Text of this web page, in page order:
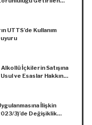
UTTS’de Kullanım
İçkilerin Satışına
ve Esaslar Hakkında
İlişkin
3)’de Değişiklik